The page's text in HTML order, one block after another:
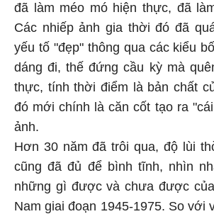
đã làm méo mó hiện thực, đã
Các nhiếp ảnh gia thời đó đã
yếu tố "đẹp" thông qua các kiểu
dáng đi, thế đứng cầu kỳ mà
thực, tính thời điểm là bản chất
đó mới chính là căn cốt tạo ra
ảnh.
Hơn 30 năm đã trôi qua, độ lùi
cũng đã đủ để bình tĩnh, nhìn
những gì được và chưa được
Nam giai đoạn 1945-1975. So với